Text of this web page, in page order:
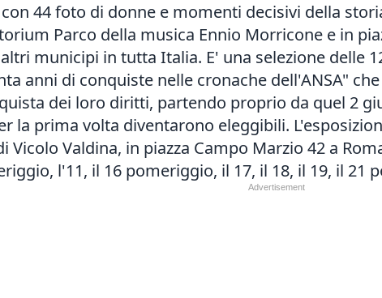
44 foto di donne e momenti decisivi della
Parco della musica Ennio Morricone e in
municipi in tutta Italia. E' una selezione delle
anni di conquiste nelle cronache dell'ANSA"
dei loro diritti, partendo proprio da quel 2
la prima volta diventarono eleggibili.
Vicolo Valdina, in piazza Campo Marzio 42 a
l'11, il 16 pomeriggio, il 17, il 18, il 19, il 21